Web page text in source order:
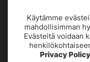
Käyttöehdot
Käytämme
mahdollisimman
Evästeitä voidaan
Privacy Policy